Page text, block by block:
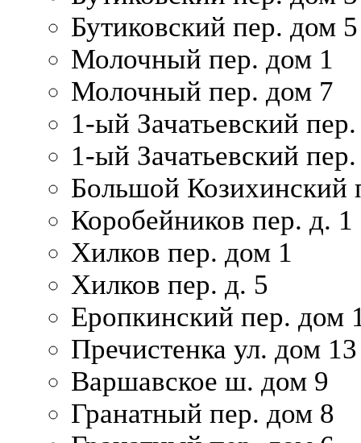
Бутиковский пер. дом 5
Молочный пер. дом 1
Молочный пер. дом 7
1-ый Зачатьевский
1-ый Зачатьевский
Большой Козихинский
Коробейников пер. д. 1
Хилков пер. дом 1
Хилков пер. д. 5
Еропкинский пер. дом
Пречистенка ул. дом 13
Варшавское ш. дом 9
Гранатный пер. дом 8